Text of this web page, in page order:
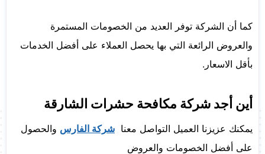
كما أن الشركة توفر العديد من الخصومات المستمرة
والعروض الرائعة التي بها يحصل العملاء على أفضل الخدمات
بأقل الاسعار.
أين أجد شركة مكافحة حشرات الشارقة
يمكنك عزيزنا العميل التواصل معنا شركة الفارس والحصول
على أفضل الخصومات والعروض